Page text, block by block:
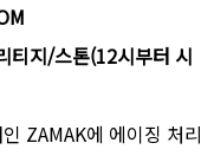
티지/스톤(12시부터 시
ZAMAK에 에이징 처리